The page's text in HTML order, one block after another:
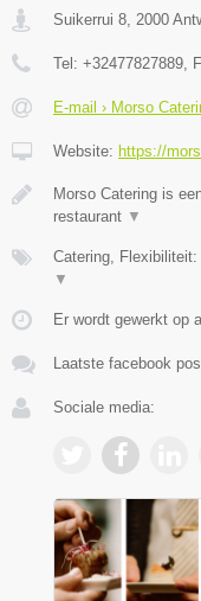
Suikerrui 8 2000
Tel: +32477827889 ,
E-mail › Morso
Website: https://
Morso Catering is
restaurant ▼
Catering,
▼
Er wordt gewerkt op
Laatste facebook
Sociale media: